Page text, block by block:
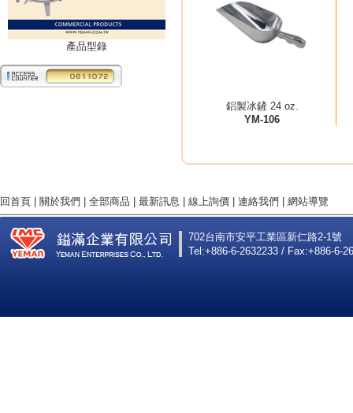
產品型錄
鋁製冰鏟 24 oz.
YM-106
回首頁 關於我們 全部商品 最新訊息 線上詢價 連絡我們 網站導覽
702台南市安平工業區新仁路2-1號
Tel:+886-6-2632233 / Fax:+886-6-